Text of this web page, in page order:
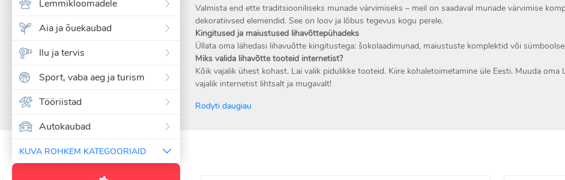
Lemmikloomadele
Aia ja õuekaubad
Ilu ja tervis
Sport, vaba aeg ja turism
Tööriistad
Autokaubad
KUVA ROHKEM KATEGOORIAID
Valmista end ette traditsiooniliseks munade värvimiseks – meil on saadaval munade värvimise
dekoratiivsed elemendid. See on loov ja lõbus tegevus kogu perele.
Kingitused ja maiustused lihavõttepühadeks
Üllata oma lähedasi lihavuõtte kingitustega: šokolaadimunad, maiustuste komplektid või
Miks valida lihavõtte tooteid internetist?
Kõik vajalik ühest kohast. Lai valik pidulikke tooteid. Kiire kohaletoimetamine üle Eesti. Muuda
vajalik internetist lihtsalt ja mugavalt!
Rodyti daugiau